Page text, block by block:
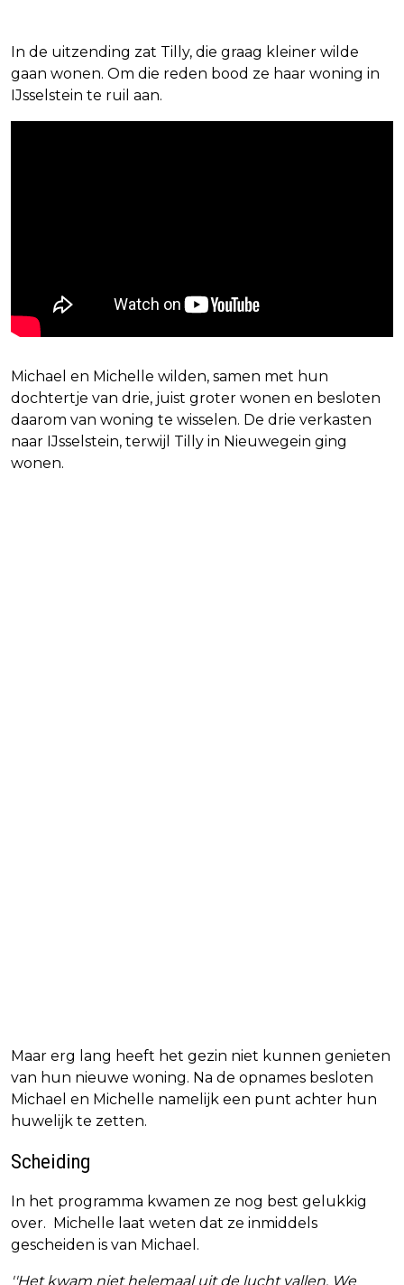
In de uitzending zat Tilly, die graag kleiner wilde
gaan wonen. Om die reden bood ze haar woning in
IJsselstein te ruil aan.
Michael en Michelle wilden, samen met hun
dochtertje van drie, juist groter wonen en besloten
daarom van woning te wisselen. De drie verkasten
naar IJsselstein, terwijl Tilly in Nieuwegein ging
wonen.
Maar erg lang heeft het gezin niet kunnen genieten
van hun nieuwe woning. Na de opnames besloten
Michael en Michelle namelijk een punt achter hun
huwelijk te zetten.
Scheiding
In het programma kwamen ze nog best gelukkig
over. Michelle laat weten dat ze inmiddels
gescheiden is van Michael.
''Het kwam niet helemaal uit de lucht vallen. We